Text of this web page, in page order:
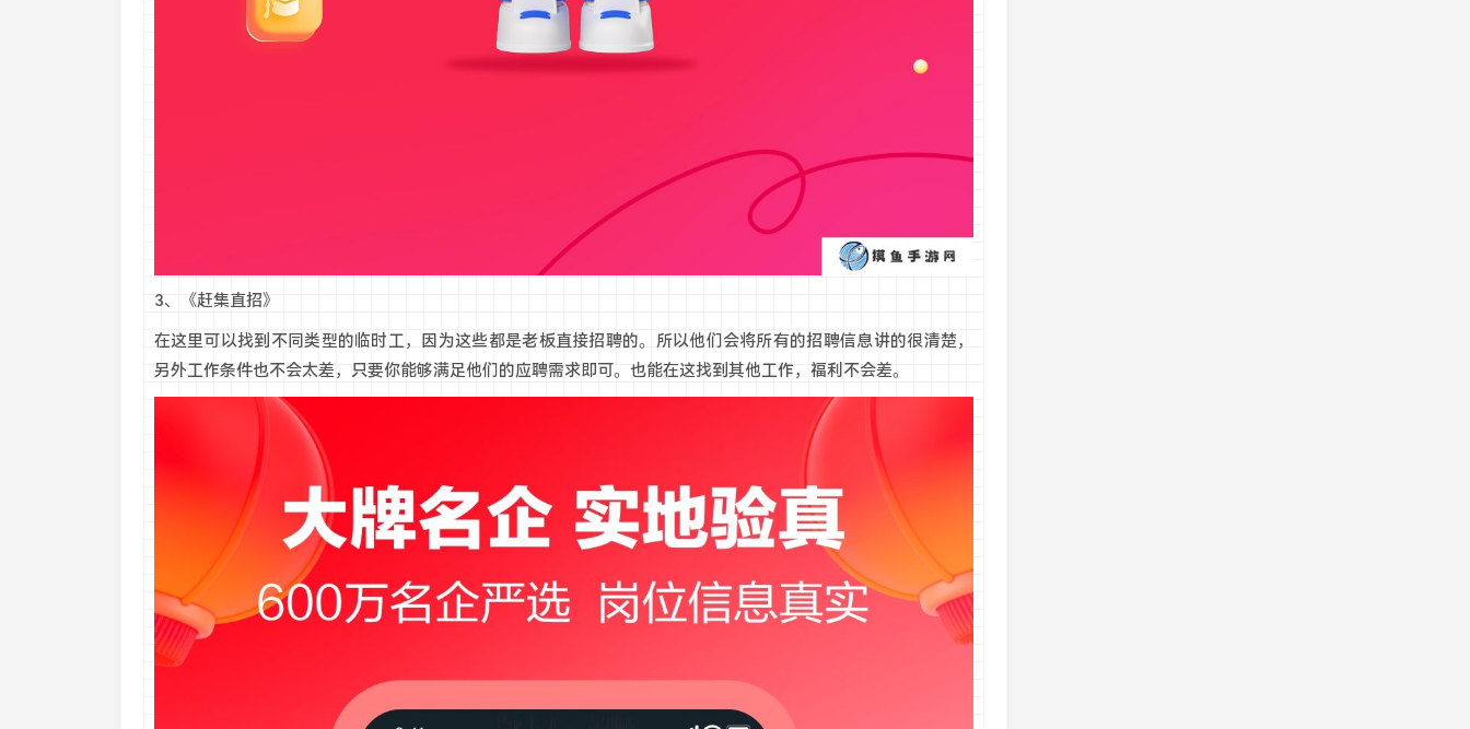
3、《赶集直招》
在这里可以找到不同类型的临时工，因为这些都是老板直接招聘的。所以他们会将所有的招聘信息讲的很清楚，
另外工作条件也不会太差，只要你能够满足他们的应聘需求即可。也能在这找到其他工作，福利不会差。